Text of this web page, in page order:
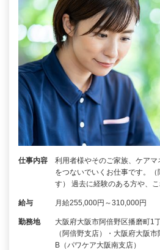
仕事内容
利用者様やそのご家族、ケア
をつないでいくお仕事です。
す） 過去に経験のある方や、
給与 月給255,000円～310,000円
勤務地
大阪府大阪市阿倍野区播磨町1
（阿倍野支店）・大阪府大阪
B（パワケア大阪南支店）